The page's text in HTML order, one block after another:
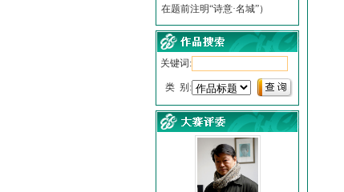
在题前注明“诗意·名城”）
关键词:
类 别: